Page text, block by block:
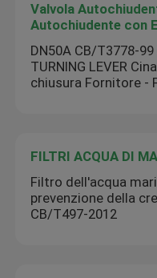
Valvola
Autochiudente con
DN50A CB/T3778-99
TURNING LEVER
chiusura Fornitore -
FILTRI ACQUA DI
Filtro dell'acqua
prevenzione della
CB/T497-2012